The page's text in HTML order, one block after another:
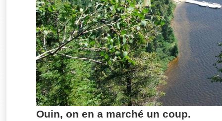
Ouin, on en a marché un coup.